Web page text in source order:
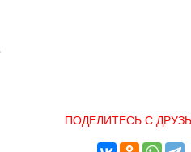
ПОДЕЛИТЕСЬ С